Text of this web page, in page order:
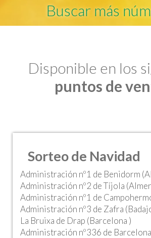
Buscar más
Disponible en los
puntos de
Sorteo de Navidad
Administración nº1 de Benidorm
Administración nº2 de Tíjola
Administración nº1 de
Administración nº3 de Zafra
La Bruixa de Drap (Barcelona )
Administración nº336 de